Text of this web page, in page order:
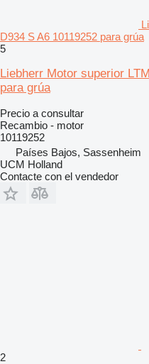
D934 S A6 10119252 para grúa
5
Liebherr Motor superior
para grúa
Precio a consultar
Recambio - motor
10119252
Países Bajos, Sassenheim
UCM Holland
Contacte con el vendedor
2